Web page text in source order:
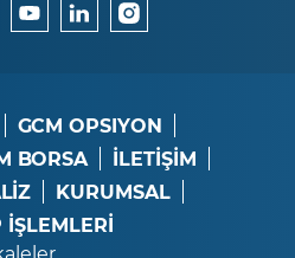
GCM OPSIYON
BORSA
İLETİŞİM
KURUMSAL
İŞLEMLERİ